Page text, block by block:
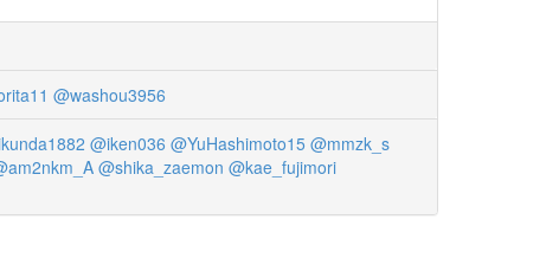
@washou3956
@iken036 @YuHashimoto15 @mmzk_s
@shika_zaemon @kae_fujimori